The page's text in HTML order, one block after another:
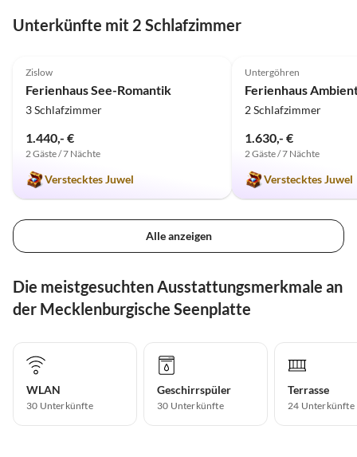
Unterkünfte mit 2 Schlafzimmer
Zislow
Ferienhaus See-Romantik
3 Schlafzimmer
1.440,- €
2 Gäste / 7 Nächte
Verstecktes Juwel
Untergöhren
Ferienhaus
2 Schlafzimmer
1.630,- €
2 Gäste / 7 Nächte
Verstecktes Juwel
Alle anzeigen
Die meistgesuchten Ausstattungsmerkmale an
der Mecklenburgische Seenplatte
WLAN
30 Unterkünfte
Geschirrspüler
30 Unterkünfte
Terrasse
24 Unterkünfte